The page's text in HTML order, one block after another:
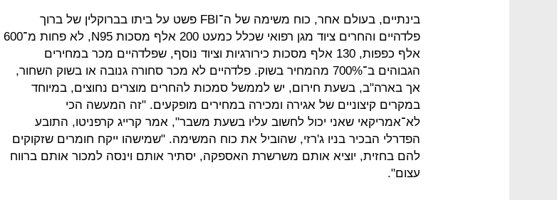
בינתיים, בעולם אחר, כוח משימה של ה־FBI פשט על ביתו בברוקלין של ברוך
פלדהיים והחרים ציוד מגן רפואי שכלל כמעט 200 אלף מסכות N95, לא פחות מ־600
אלף כפפות, 130 אלף מסכות כירורגיות וציוד נוסף, שפלדהיים מכר במחירים
הגבוהים ב־700% מהמחיר בשוק. פלדהיים לא מכר סחורה גנובה או בשוק השחור,
אך בארה"ב, בשעת חירום, יש לממשל סמכות להחרים מוצרים נחוצים, במיוחד
במקרים קיצוניים של אגירה ומכירה במחירים מופקעים. "זה המעשה הכי
לא־אמריקאי שאני יכול לחשוב עליו בשעת משבר", אמר קרייג קרפניטו, התובע
הפדרלי הבכיר בניו ג'רזי, שהוביל את כוח המשימה. "שמישהו ייקח חומרים שזקוקים
להם בחזית, יוציא אותם משרשרת האספקה, יסתיר אותם וינסה למכור אותם ברווח
עצום".